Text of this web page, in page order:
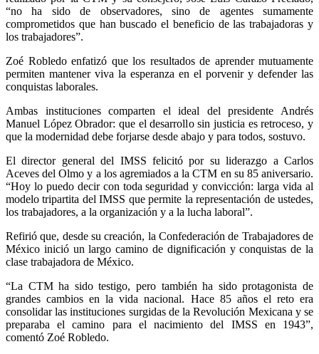
“no ha sido de observadores, sino de agentes sumamente
comprometidos que han buscado el beneficio de las trabajadoras y
los trabajadores”.
Zoé Robledo enfatizó que los resultados de aprender mutuamente
permiten mantener viva la esperanza en el porvenir y defender las
conquistas laborales.
Ambas instituciones comparten el ideal del presidente Andrés
Manuel López Obrador: que el desarrollo sin justicia es retroceso, y
que la modernidad debe forjarse desde abajo y para todos, sostuvo.
El director general del IMSS felicitó por su liderazgo a Carlos
Aceves del Olmo y a los agremiados a la CTM en su 85 aniversario.
“Hoy lo puedo decir con toda seguridad y convicción: larga vida al
modelo tripartita del IMSS que permite la representación de ustedes,
los trabajadores, a la organización y a la lucha laboral”.
Refirió que, desde su creación, la Confederación de Trabajadores de
México inició un largo camino de dignificación y conquistas de la
clase trabajadora de México.
“La CTM ha sido testigo, pero también ha sido protagonista de
grandes cambios en la vida nacional. Hace 85 años el reto era
consolidar las instituciones surgidas de la Revolución Mexicana y se
preparaba el camino para el nacimiento del IMSS en 1943”,
comentó Zoé Robledo.